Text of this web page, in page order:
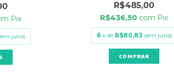
Pix
juros
R$485,00
R$436,50 com Pix
6 x de R$80,83 sem juros